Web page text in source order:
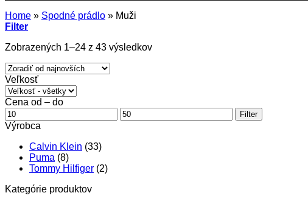
Home » Spodné prádlo » Muži
Filter
Zobrazených 1–24 z 43 výsledkovZoradené
Veľkosť
Cena od – do
Minimálna
cena
Maximálna
cena
Filter
Výrobca
Calvin Klein (33)
Puma (8)
Tommy Hilfiger (2)
Kategórie produktov